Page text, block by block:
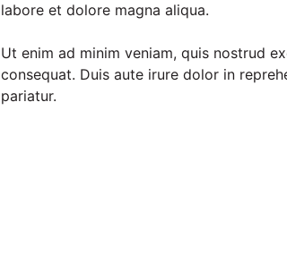
labore et dolore magna aliqua.
Ut enim ad minim veniam, quis nostrud
consequat. Duis aute irure dolor in
pariatur.